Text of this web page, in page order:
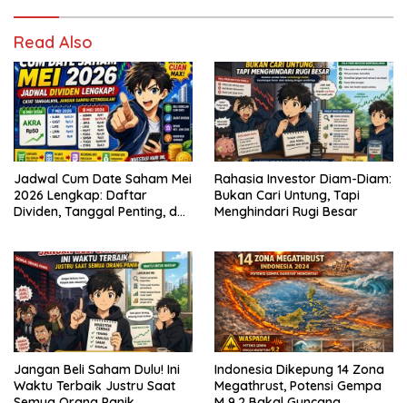
Read Also
Jadwal Cum Date Saham Mei
2026 Lengkap: Daftar
Dividen, Tanggal Penting, dan
Rahasia Investor Diam-Diam:
Bukan Cari Untung, Tapi
Menghindari Rugi Besar
Jangan Beli Saham Dulu! Ini
Waktu Terbaik Justru Saat
Indonesia Dikepung 14 Zona
Megathrust, Potensi Gempa